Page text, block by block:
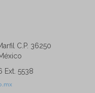
C.P. 36250
Ext. 5538